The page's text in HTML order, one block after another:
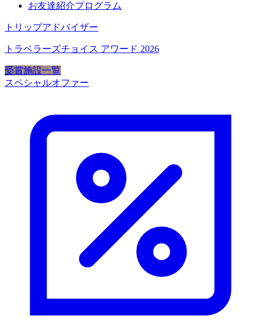
お友達紹介プログラム
トリップアドバイザー
トラベラーズチョイス アワード 2026
受賞施設一覧
スペシャルオファー